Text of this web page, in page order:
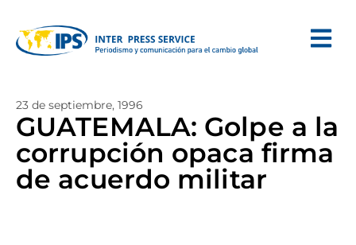
23 de septiembre, 1996
GUATEMALA: Golpe a la
corrupción opaca firma
de acuerdo militar